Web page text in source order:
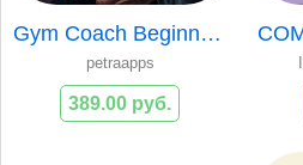
Gym Coach Beginner..
petraapps
389.00 руб.